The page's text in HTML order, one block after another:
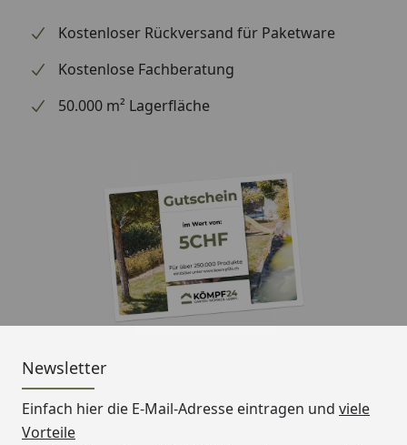
Kostenloser Rückversand für Paketware
Kostenlose Fachberatung
50.000 m² Lagerfläche
Newsletter
Einfach hier die E-Mail-Adresse eintragen und viele
Vorteile